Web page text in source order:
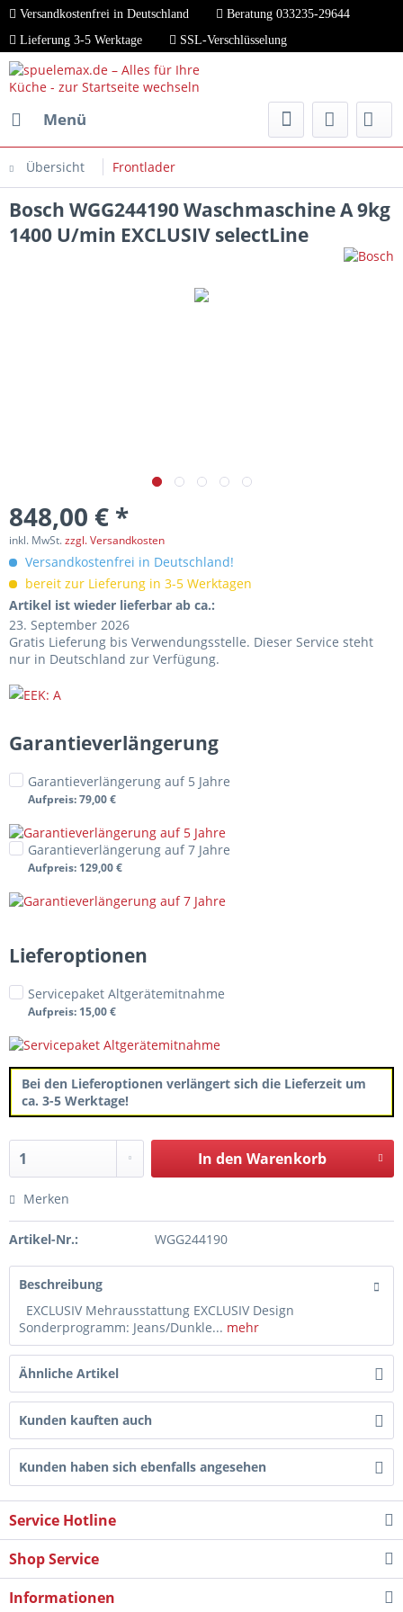
Versandkostenfrei in Deutschland
Beratung 033235-29644
Lieferung 3-5 Werktage
SSL-Verschlüsselung
Menü
Übersicht Frontlader
Bosch WGG244190 Waschmaschine A 9kg
1400 U/min EXCLUSIV selectLine
848,00 € *
inkl. MwSt.zzgl. Versandkosten
Versandkostenfrei in Deutschland!
bereit zur Lieferung in 3-5 Werktagen
Artikel ist wieder lieferbar ab ca.:
23. September 2026
Gratis Lieferung bis Verwendungsstelle. Dieser Service steht
nur in Deutschland zur Verfügung.
Garantieverlängerung
Garantieverlängerung auf 5 Jahre
Aufpreis: 79,00 €
Garantieverlängerung auf 7 Jahre
Aufpreis: 129,00 €
Lieferoptionen
Servicepaket Altgerätemitnahme
Aufpreis: 15,00 €
Bei den Lieferoptionen verlängert sich die Lieferzeit um
ca. 3-5 Werktage!
In den Warenkorb
Merken
Artikel-Nr.: WGG244190
Beschreibung
EXCLUSIV Mehrausstattung EXCLUSIV Design
Sonderprogramm: Jeans/Dunkle... mehr
Ähnliche Artikel
Kunden kauften auch
Kunden haben sich ebenfalls angesehen
Service Hotline
Shop Service
Informationen